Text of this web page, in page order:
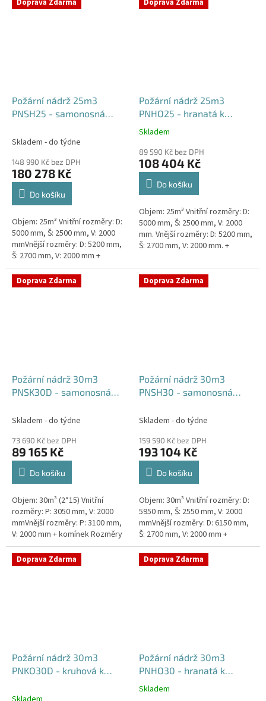
Doprava Zdarma
Požární nádrž 25m3
PNSH25 - samonosná
Skladem - do týdne
148 990 Kč bez DPH
180 278 Kč
Do košíku
Objem: 25m³ Vnitřní rozměry: D:
5000 mm, Š: 2500 mm, V: 2000
mmVnější rozměry: D: 5200 mm,
Š: 2700 mm, V: 2000 mm +
komínek Běžná doba dodání 2-3
týdny od objednávky. Rozměry...
Doprava Zdarma
Požární nádrž 25m3
PNHO25 - hranatá k
obetonování
Průměrné
produktu
je
5,0
hvězdiček.
Skladem
89 590 Kč bez DPH
108 404 Kč
Do košíku
Objem: 25m³ Vnitřní rozměry: D:
5000 mm, Š: 2500 mm, V: 2000
mm. Vnější rozměry: D: 5200 mm,
Š: 2700 mm, V: 2000 mm. +
týdny od objednávky....
Doprava Zdarma
Požární nádrž 30m3
PNSK30D - samonosná
Skladem - do týdne
73 690 Kč bez DPH
89 165 Kč
Do košíku
Objem: 30m³ (2*15) Vnitřní
rozměry: P: 3050 mm, V: 2000
mmVnější rozměry: P: 3100 mm,
V: 2000 mm + komínek Rozměry
nádrže možno jakkoliv upravit -
vyrobíme nádrž na...
Doprava Zdarma
Požární nádrž 30m3
PNSH30 - samonosná
Skladem - do týdne
159 590 Kč bez DPH
193 104 Kč
Do košíku
Objem: 30m³ Vnitřní rozměry: D:
5950 mm, Š: 2550 mm, V: 2000
mmVnější rozměry: D: 6150 mm,
Š: 2700 mm, V: 2000 mm +
komínek Běžná doba dodání 2-3
týdny od objednávky. Rozměry...
Doprava Zdarma
Požární nádrž 30m3
PNKO30D - kruhová k
Doprava Zdarma
Požární nádrž 30m3
PNHO30 - hranatá k
obetonování
Průměrné
Skladem